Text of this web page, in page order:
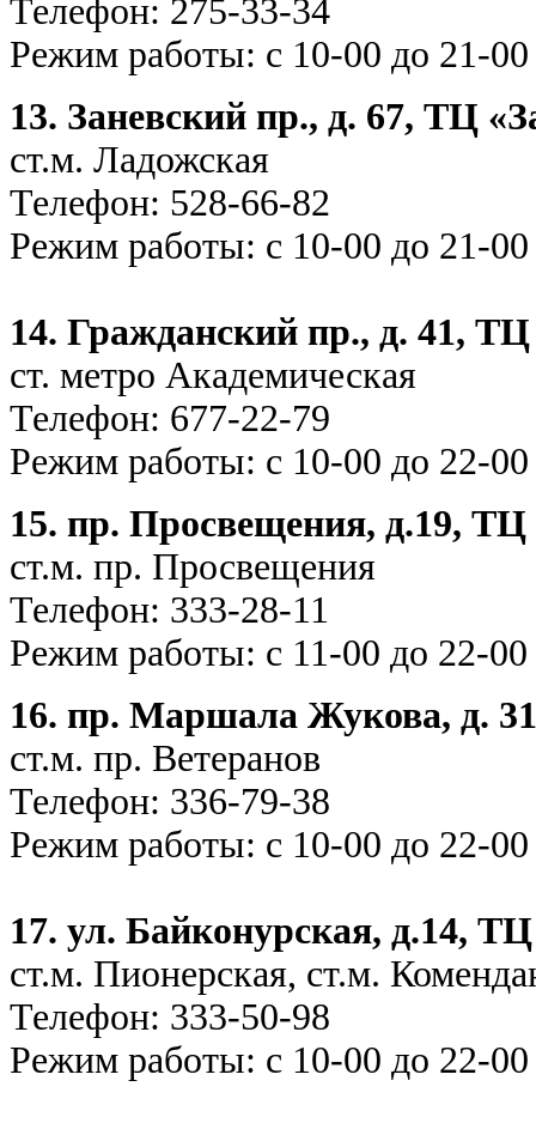
Телефон: 275-
Режим работы: с 10-00 до 21-00
13. Заневский пр., д. 67, ТЦ
ст.м. Ладожская
Телефон:
Режим работы: с 10-00 до 21-00
14. Гражданский пр., д. 41,
ст. метро Академическая
Телефон: 677-22-79
Режим работы: с 10-00 до 22-00
15. пр. Просвещения, д.19,
ст.м. пр. Просвещения
Телефон:
Режим работы: с 11-00 до 22-00
16. пр. Маршала Жукова, д.
ст.м. пр. Ветеранов
Телефон: 336-
Режим работы: с 10-00 до 22-00
17. ул. Байконурская, д.14,
ст.м. Пионерская, ст.м.
Телефон: 333-50-98
Режим работы: с 10-00 до 22-00